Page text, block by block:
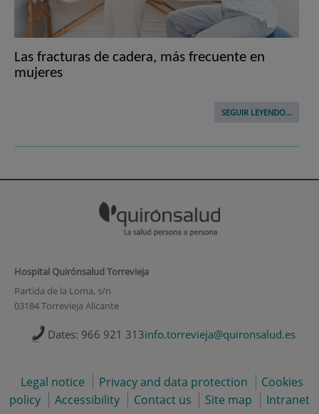
Las fracturas de cadera, más frecuente en
mujeres
SEGUIR LEYENDO...
Hospital Quirónsalud Torrevieja
Partida de la Loma, s/n
03184 Torrevieja Alicante
Dates: 966 921 313info.torrevieja@quironsalud.es
Legal notice Privacy and data protection
Cookies
policy
Accessibility Contact us Site map Intranet